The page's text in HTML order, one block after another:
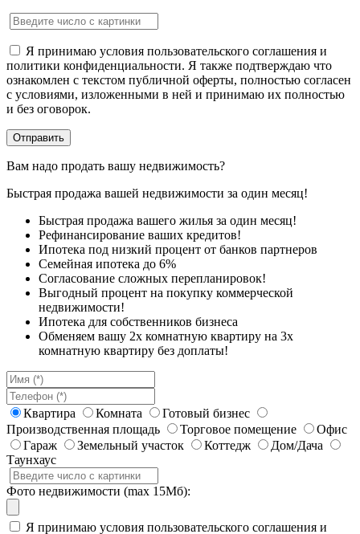
Я принимаю условия пользовательского соглашения и
политики конфиденциальности. Я также подтверждаю что
ознакомлен с текстом публичной оферты, полностью согласен
с условиями, изложенными в ней и принимаю их полностью
и без оговорок.
Вам надо продать вашу недвижимость?
Быстрая продажа вашей недвижимости за один месяц!
Быстрая продажа вашего жилья за один месяц!
Рефинансирование ваших кредитов!
Ипотека под низкий процент от банков партнеров
Семейная ипотека до 6%
Согласование сложных перепланировок!
Выгодный процент на покупку коммерческой
недвижимости!
Ипотека для собственников бизнеса
Обменяем вашу 2х комнатную квартиру на 3х
комнатную квартиру без доплаты!
Квартира Комната
Готовый бизнес
Производственная площадь
Торговое помещение
Офис
Гараж
Земельный участок Коттедж
Дом/Дача
Таунхаус
Фото недвижимости (max 15Мб):
Я принимаю условия пользовательского соглашения и